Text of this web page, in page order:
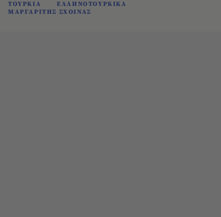
ΤΟΥΡΚΙΑ
ΕΛΛΗΝΟΤΟΥΡΚΙΚΑ
ΜΑΡΓΑΡΙΤΗΣ ΣΧΟΙΝΑΣ